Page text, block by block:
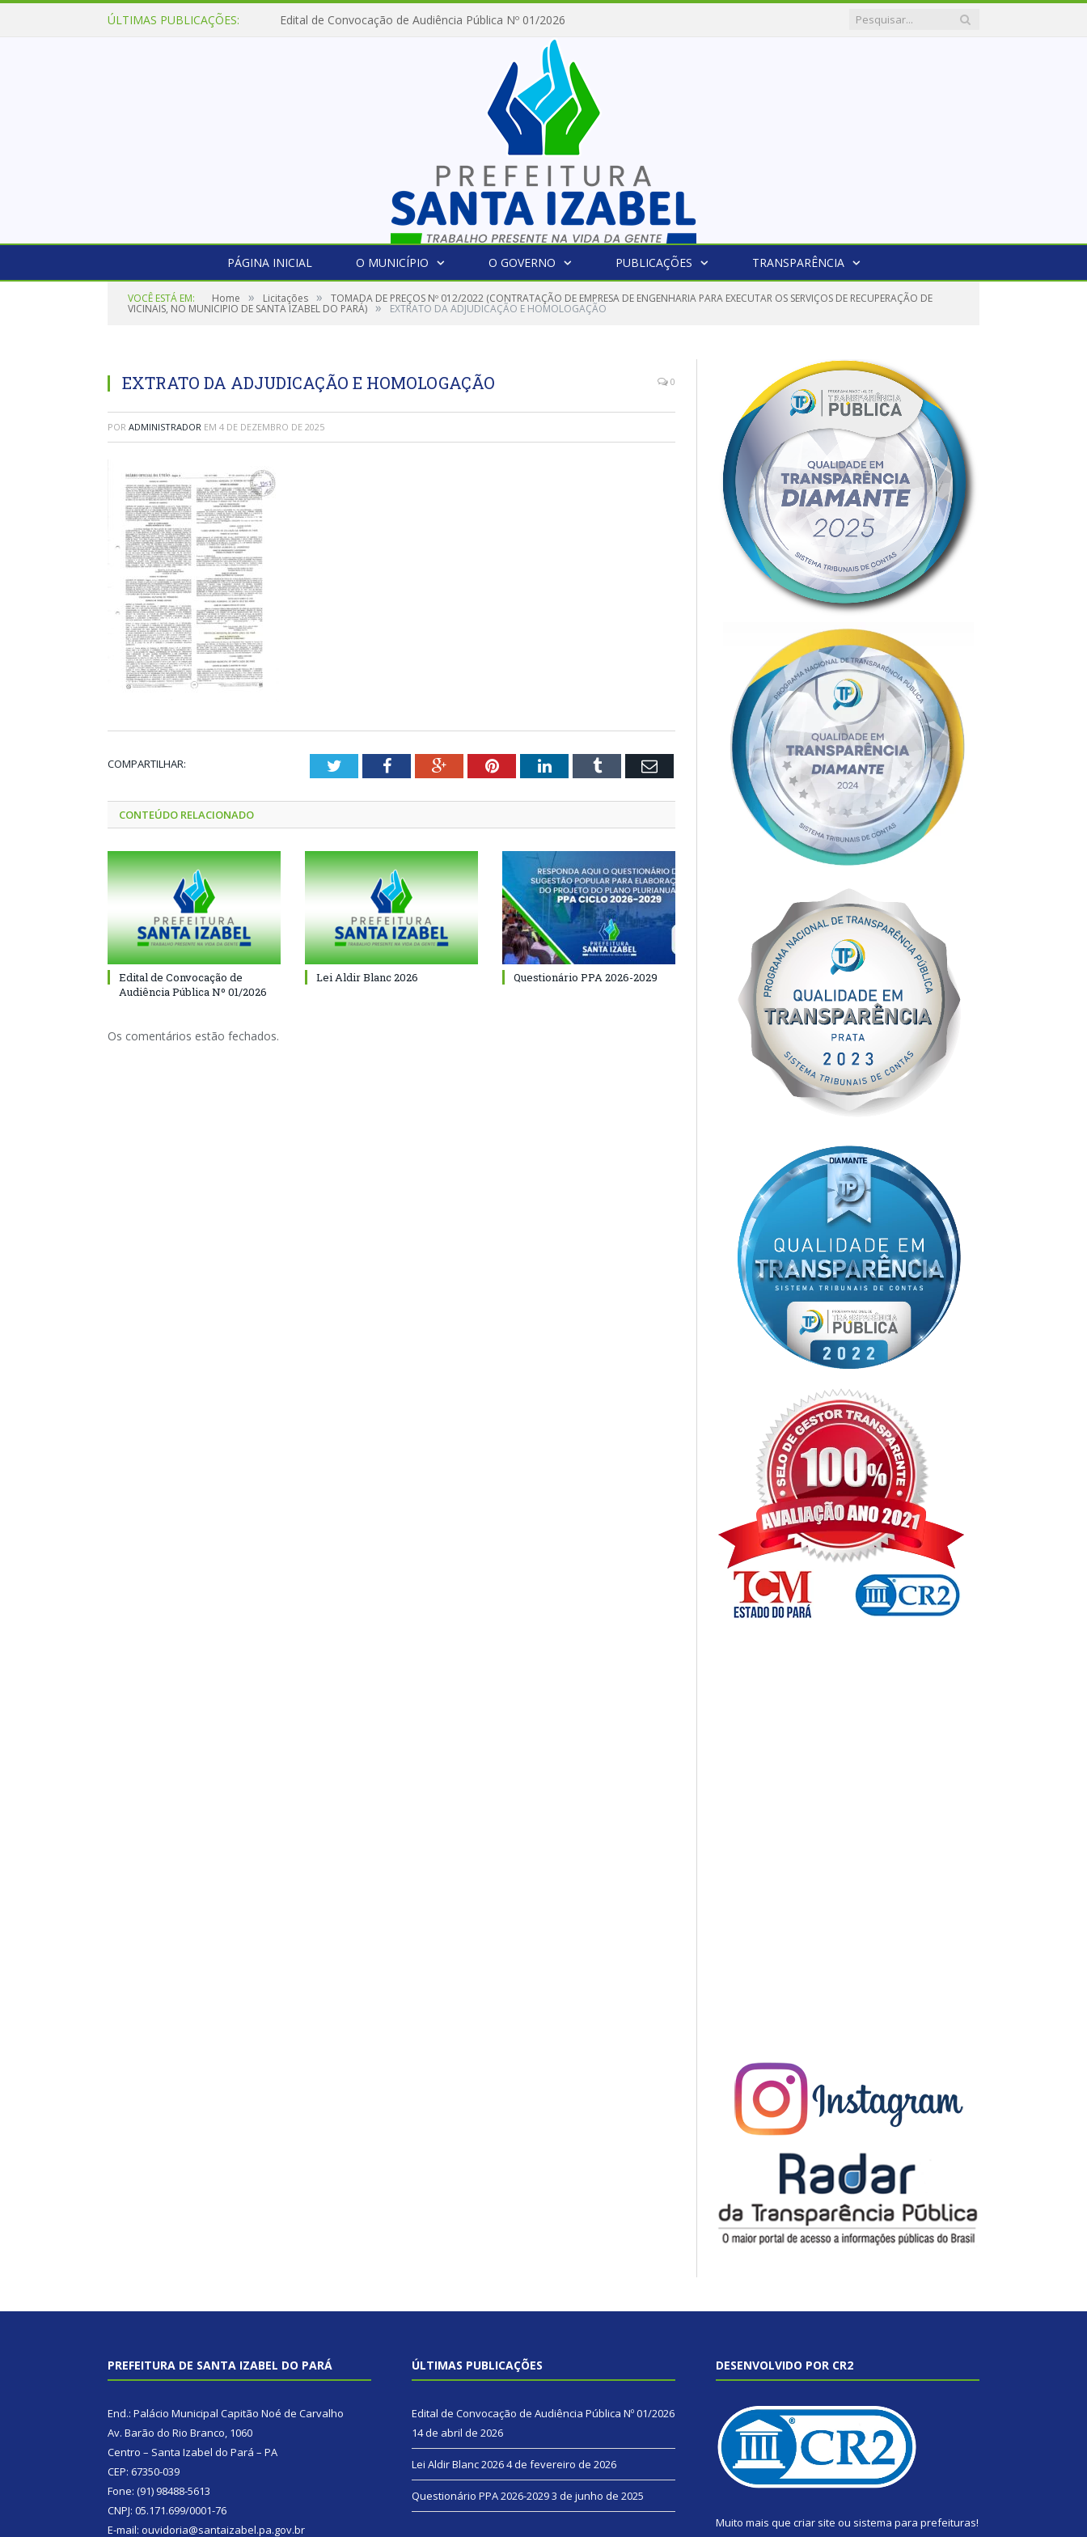
ÚLTIMAS PUBLICAÇÕES: Edital de Convocação de Audiência Pública Nº 01/2026
PÁGINA INICIAL O MUNICÍPIO O GOVERNO PUBLICAÇÕES TRANSPARÊNCIA
VOCÊ ESTÁ EM: Home » Licitações » TOMADA DE PREÇOS Nº 012/2022 (CONTRATAÇÃO DE EMPRESA DE ENGENHARIA PARA EXECUTAR OS SERVIÇOS DE RECUPERAÇÃO DE
VICINAIS, NO MUNICIPIO DE SANTA IZABEL DO PARÁ) » EXTRATO DA ADJUDICAÇÃO E HOMOLOGAÇÃO
EXTRATO DA ADJUDICAÇÃO E HOMOLOGAÇÃO 0
POR ADMINISTRADOR EM 4 DE DEZEMBRO DE 2025
COMPARTILHAR: TwitterFacebookGoogle+PinterestLinkedInTumblr Email
CONTEÚDO RELACIONADO
Edital de Convocação de
Audiência Pública Nº 01/2026
Lei Aldir Blanc 2026 Questionário PPA 2026-2029
Os comentários estão fechados.
PREFEITURA DE SANTA IZABEL DO PARÁ
End.: Palácio Municipal Capitão Noé de Carvalho
Av. Barão do Rio Branco, 1060
Centro – Santa Izabel do Pará – PA
CEP: 67350-039
Fone: (91) 98488-5613
CNPJ: 05.171.699/0001-76
E-mail: ouvidoria@santaizabel.pa.gov.br
ÚLTIMAS PUBLICAÇÕES
Edital de Convocação de Audiência Pública Nº 01/2026
14 de abril de 2026
Lei Aldir Blanc 20264 de fevereiro de 2026
Questionário PPA 2026-20293 de junho de 2025
DESENVOLVIDO POR CR2
Muito mais que criar site ou sistema para prefeituras!